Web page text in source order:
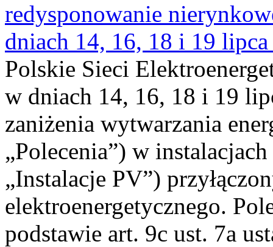
redysponowanie
dniach 14, 16, 18 i 19
Polskie Sieci
w dniach 14, 16, 18 i 19
zaniżenia wytwarzania
„Polecenia”) w
„Instalacje PV”)
elektroenergetycznego.
podstawie art. 9c ust. 7a